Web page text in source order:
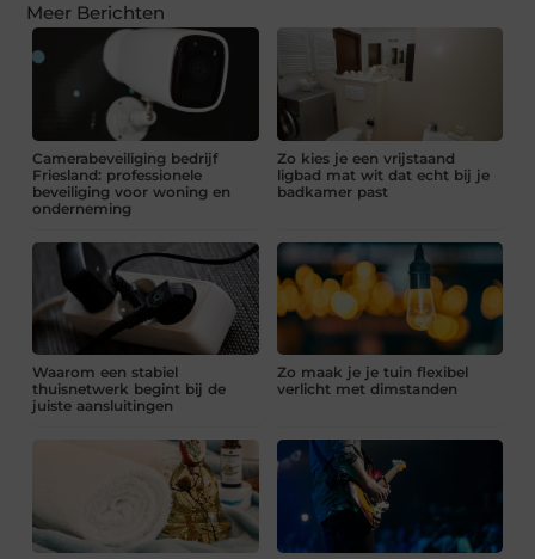
Meer Berichten
Camerabeveiliging bedrijf
Friesland: professionele
beveiliging voor woning en
onderneming
Zo kies je een vrijstaand
ligbad mat wit dat echt bij je
badkamer past
Waarom een stabiel
thuisnetwerk begint bij de
juiste aansluitingen
Zo maak je je tuin flexibel
verlicht met dimstanden